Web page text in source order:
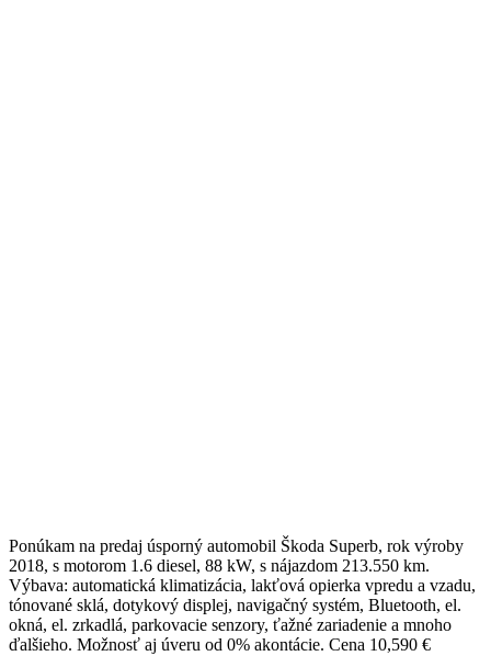
Ponúkam na predaj úsporný automobil Škoda Superb, rok výroby
2018, s motorom 1.6 diesel, 88 kW, s nájazdom 213.550 km.
Výbava: automatická klimatizácia, lakťová opierka vpredu a vzadu,
tónované sklá, dotykový displej, navigačný systém, Bluetooth, el.
okná, el. zrkadlá, parkovacie senzory, ťažné zariadenie a mnoho
ďalšieho. Možnosť aj úveru od 0% akontácie. Cena 10,590 €